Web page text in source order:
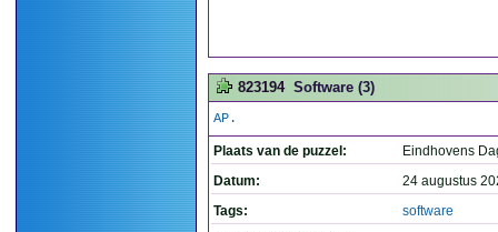
823194 Software (3)
AP.
Plaats van de puzzel:
Eindhovens
Datum:
24 augustus
Tags:
software